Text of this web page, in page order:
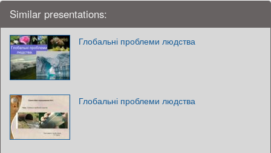
Similar presentations:
Глобальні проблеми людства
Глобальні проблеми людства